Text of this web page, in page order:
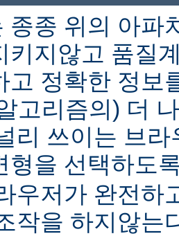
종종 위의 아파
키지않고 품질
고 정확한 정보
고리즘의) 더
리 쓰이는 브
형을 선택하도
우저가 완전하
작을 하지않는